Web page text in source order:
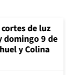
de luz
domingo 9 de
y Colina